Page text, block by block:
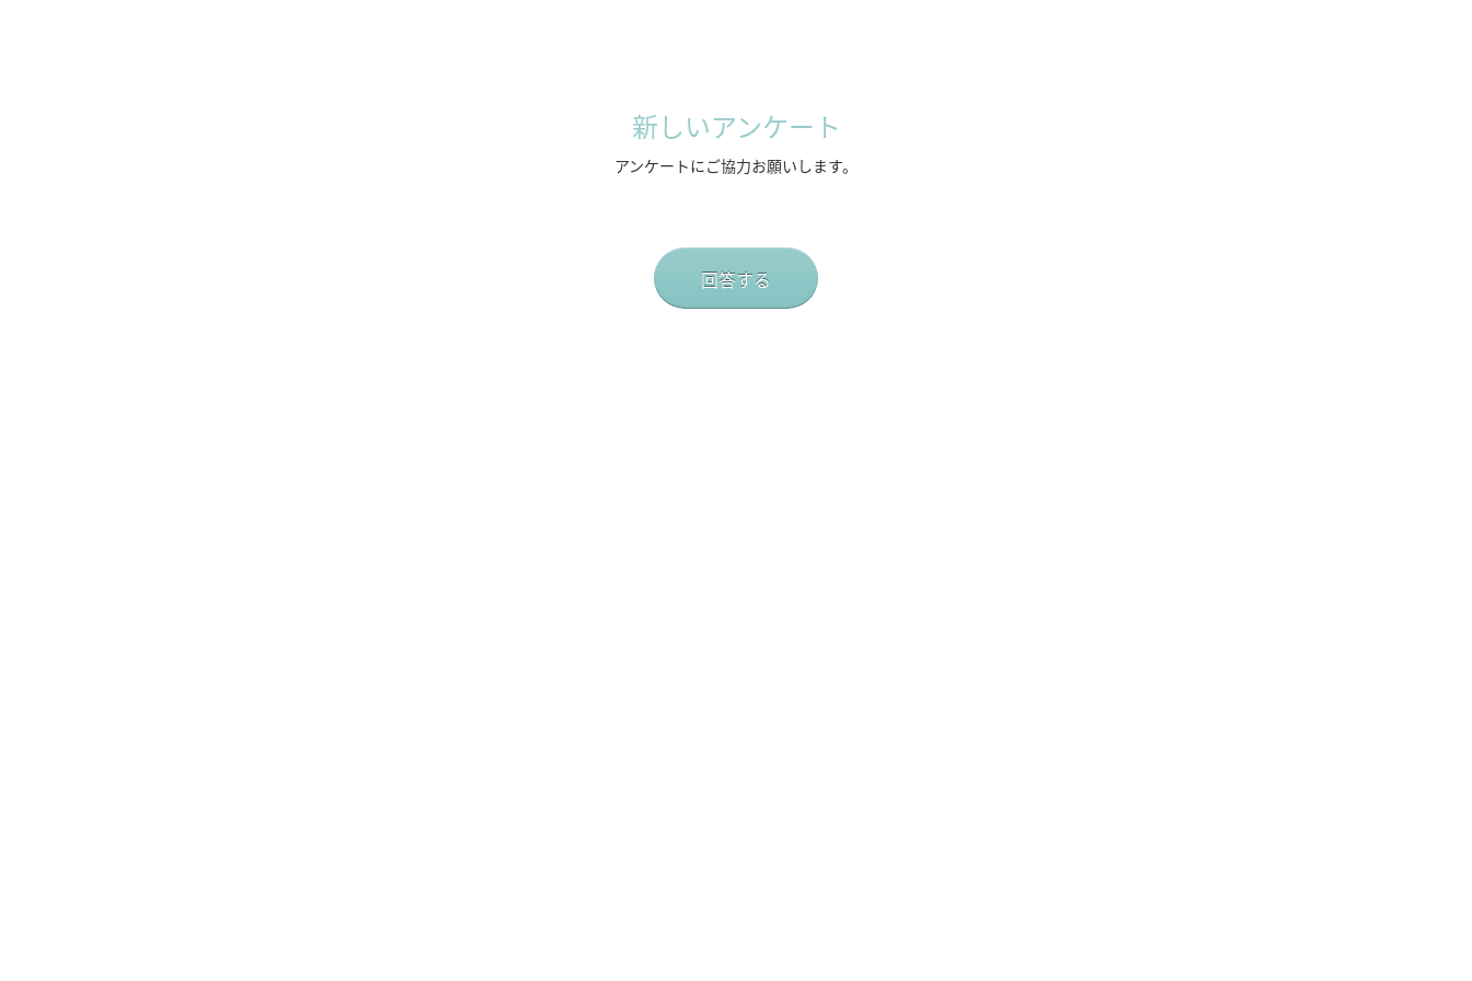
新しいアンケート
アンケートにご協力お願いします。
回答する